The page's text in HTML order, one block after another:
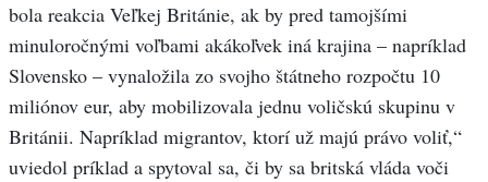
bola reakcia Veľkej Británie, ak by pred tamojšími
minuloročnými voľbami akákoľvek iná krajina – napríklad
Slovensko – vynaložila zo svojho štátneho rozpočtu 10
miliónov eur, aby mobilizovala jednu voličskú skupinu v
Británii. Napríklad migrantov, ktorí už majú právo voliť,“
uviedol príklad a spytoval sa, či by sa britská vláda voči